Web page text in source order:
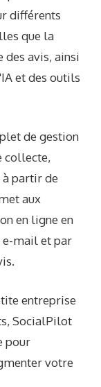
différents
que la
avis, ainsi
et des outils
de gestion
collecte,
partir de
aux
en ligne en
e-mail et par
entreprise
SocialPilot
pour
votre